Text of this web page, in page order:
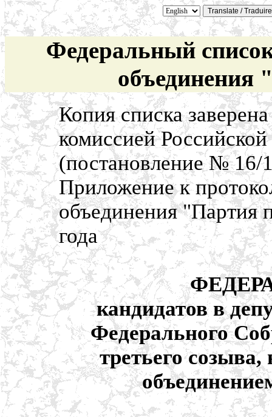
Федеральный
объединения
Копия списка
комиссией
(постановление № 16/
Приложение к
объединения "Партия
года
кандидатов в
Федерального
третьего